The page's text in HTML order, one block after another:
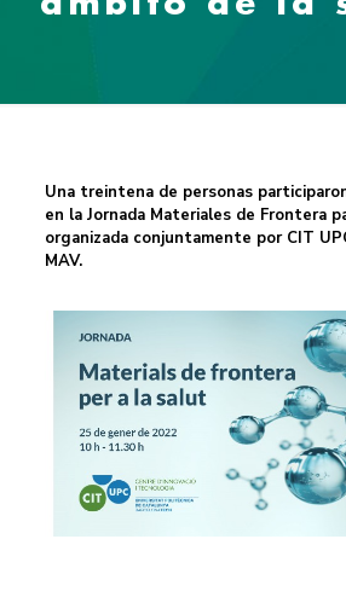
Una treintena de personas
en la Jornada Materiales de Frontera
organizada conjuntamente por CIT
MAV.